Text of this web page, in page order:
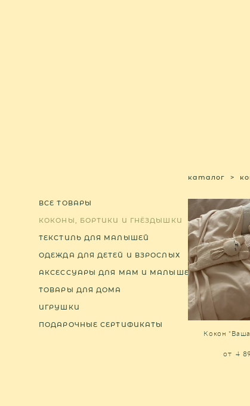
ВСЕ ТОВАРЫ
КОКОНЫ, БОРТИКИ И ГНЁЗДЫШКИ
ТЕКСТИЛЬ ДЛЯ МАЛЫШЕЙ
ОДЕЖДА ДЛЯ ДЕТЕЙ И ВЗРОСЛЫХ
АКСЕССУАРЫ ДЛЯ МАМ И МАЛЫШЕЙ
ТОВАРЫ ДЛЯ ДОМА
ИГРУШКИ
ПОДАРОЧНЫЕ СЕРТИФИКАТЫ
каталог >
Кокон
от 4